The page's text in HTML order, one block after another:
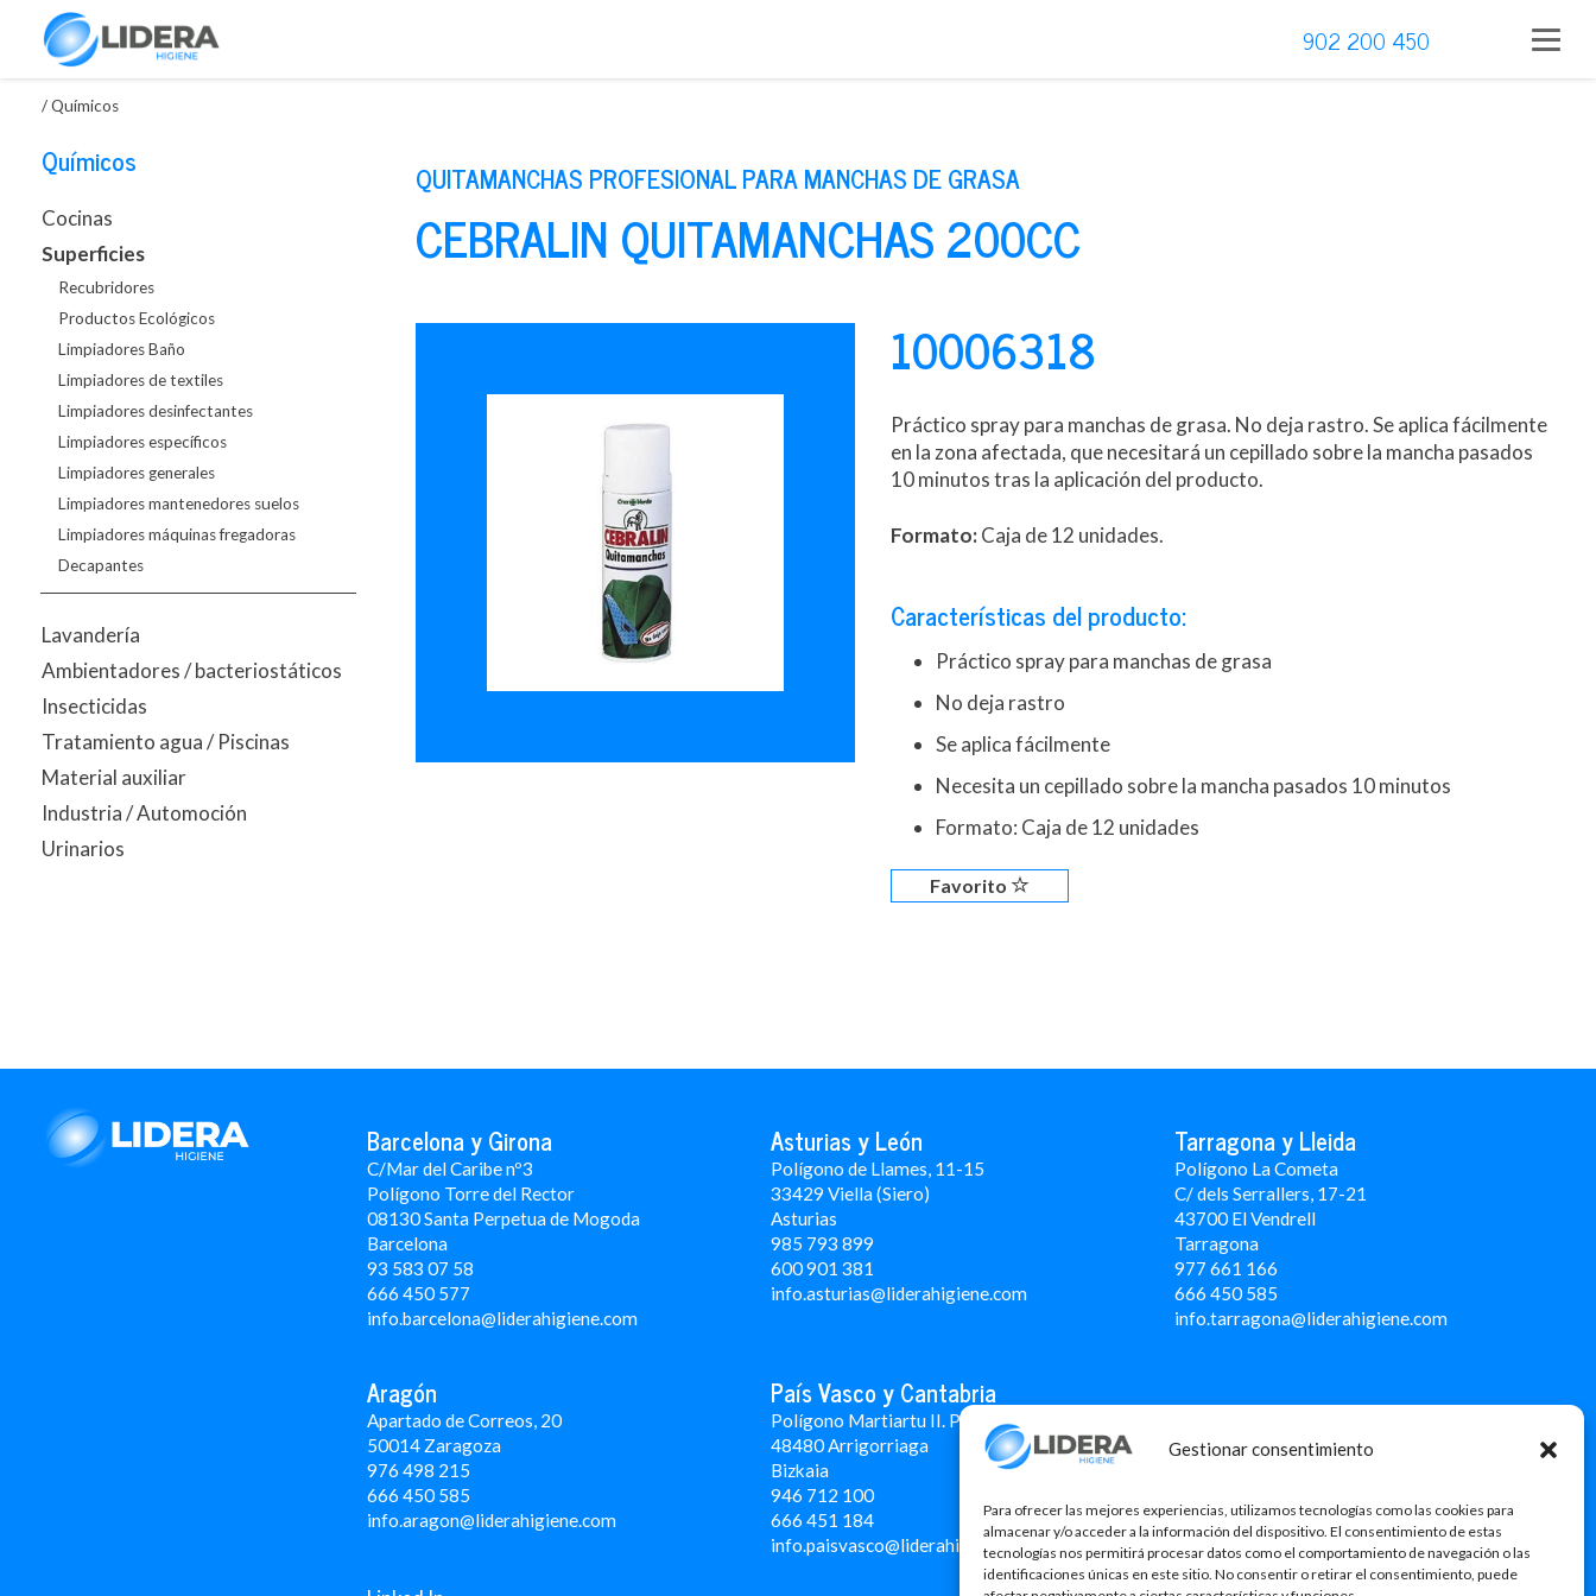
Gestionar consentimiento
Para ofrecer las mejores experiencias, utilizamos tecnologías como las cookies para
almacenar y/o acceder a la información del dispositivo. El consentimiento de estas
tecnologías nos permitirá procesar datos como el comportamiento de navegación o las
identificaciones únicas en este sitio. No consentir o retirar el consentimiento, puede
902 200 450
/Químicos
Químicos
Cocinas
Superficies
Recubridores
Productos Ecológicos
Limpiadores Baño
Limpiadores de textiles
Limpiadores desinfectantes
Limpiadores específicos
Limpiadores generales
Limpiadores mantenedores suelos
Limpiadores máquinas fregadoras
Decapantes
Lavandería
Ambientadores / bacteriostáticos
Insecticidas
Tratamiento agua / Piscinas
Material auxiliar
Industria / Automoción
Urinarios
QUITAMANCHAS PROFESIONAL PARA MANCHAS DE GRASA
CEBRALIN QUITAMANCHAS 200CC
10006318
Práctico spray para manchas de grasa. No deja rastro. Se aplica fácilmente
en la zona afectada, que necesitará un cepillado sobre la mancha pasados
10 minutos tras la aplicación del producto.
Formato:Caja de 12 unidades.
Características del producto:
Práctico spray para manchas de grasa
No deja rastro
Se aplica fácilmente
Necesita un cepillado sobre la mancha pasados 10 minutos
Formato: Caja de 12 unidades
Favorito
Barcelona y Girona
C/Mar del Caribe nº3
Polígono Torre del Rector
08130 Santa Perpetua de Mogoda
Barcelona
93 583 07 58
666 450 577
info.barcelona@liderahigiene.com
Asturias y León
Polígono de Llames, 11-15
33429 Viella (Siero)
Asturias
985 793 899
600 901 381
info.asturias@liderahigiene.com
Tarragona y Lleida
Polígono La Cometa
C/ dels Serrallers, 17-21
43700 El Vendrell
Tarragona
977 661 166
666 450 585
info.tarragona@liderahigiene.com
Aragón
Apartado de Correos, 20
50014 Zaragoza
976 498 215
666 450 585
info.aragon@liderahigiene.com
País Vasco y Cantabria
Polígono Martiartu II. Pabellón 4A
48480 Arrigorriaga
Bizkaia
946 712 100
666 451 184
info.paisvasco@liderahigiene.com